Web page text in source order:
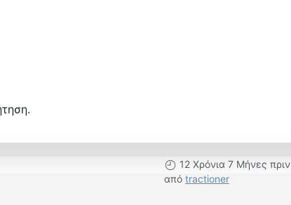
12 Χρόνια 7 Μήνες πριν
από tractioner